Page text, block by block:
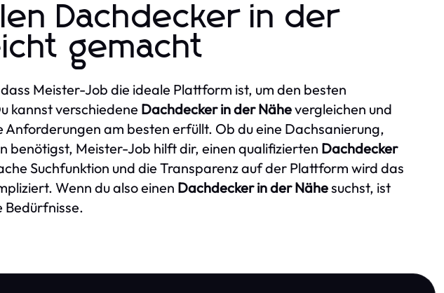
Dachdecker in der
gemacht
Meister-Job die ideale Plattform ist, um den besten
kannst verschiedene Dachdecker in der Nähevergleichen und
am besten erfüllt. Ob du eine Dachsanierung,
benötigst, Meister-Job hilft dir, einen qualifizierten Dachdecker
Suchfunktion und die Transparenz auf der Plattform wird das
Wenn du also einen Dachdecker in der Nähesuchst, ist
Bedürfnisse.